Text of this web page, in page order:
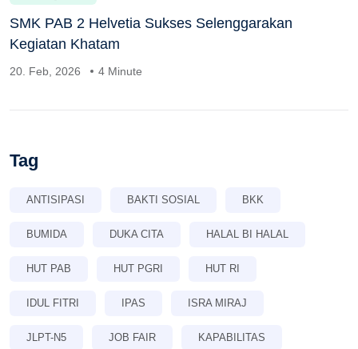
SMK PAB 2 Helvetia Sukses Selenggarakan
Kegiatan Khatam
20. Feb, 2026 4 Minute
Tag
ANTISIPASI BAKTI SOSIAL BKK
BUMIDA DUKA CITA HALAL BI HALAL
HUT PAB HUT PGRI HUT RI
IDUL FITRI IPAS ISRA MIRAJ
JLPT-N5 JOB FAIR KAPABILITAS